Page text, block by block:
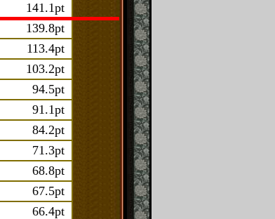
141.1pt
139.8pt
113.4pt
103.2pt
94.5pt
91.1pt
84.2pt
71.3pt
68.8pt
67.5pt
66.4pt